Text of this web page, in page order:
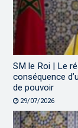
SM le Roi | Le
conséquence
de pouvoir
29/07/2026